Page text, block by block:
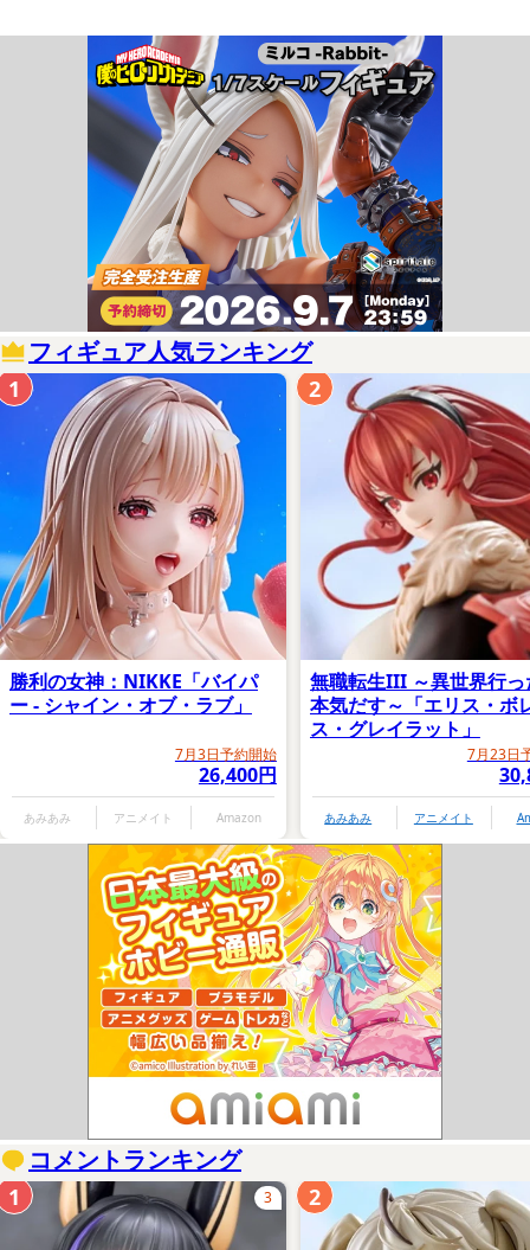
フィギュア人気ランキング
勝利の女神：NIKKE「バイパ
ー - シャイン・オブ・ラブ」
7月3日予約開始
26,400円
あみあみ アニメイト Amazon
1
無職転生III ～異世界行っ
本気だす～「エリス・ボ
ス・グレイラット」
7月23日
あみあみ アニメイト
2
コメントランキング
3
1 2